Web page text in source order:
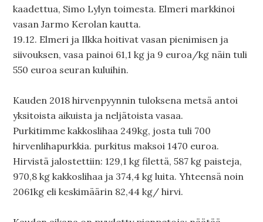
kaadettua, Simo Lylyn toimesta. Elmeri markkinoi
vasan Jarmo Kerolan kautta.
19.12. Elmeri ja Ilkka hoitivat vasan pienimisen ja
siivouksen, vasa painoi 61,1 kg ja 9 euroa/kg näin tuli
550 euroa seuran kuluihin.
Kauden 2018 hirvenpyynnin tuloksena metsä antoi
yksitoista aikuista ja neljätoista vasaa.
Purkitimme kakkoslihaa 249kg, josta tuli 700
hirvenlihapurkkia. purkitus maksoi 1470 euroa.
Hirvistä jalostettiin: 129,1 kg filettä, 587 kg paisteja,
970,8 kg kakkoslihaa ja 374,4 kg luita. Yhteensä noin
2061kg eli keskimäärin 82,44 kg/ hirvi.